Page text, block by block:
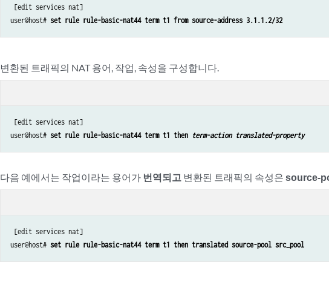
[edit services nat]
user@host# set rule rule-basic-nat44 term t1 from source-address 3.1.1.2/32
변환된 트래픽의 NAT 용어, 작업, 속성을 구성합니다.
[edit services nat]
user@host# set rule rule-basic-nat44 term t1 then term-action translated-property
다음 예에서는 작업이라는 용어가 번역되고 변환된 트래픽의 속성은source-
[edit services nat]
user@host# set rule rule-basic-nat44 term t1 then translated source-pool src_pool